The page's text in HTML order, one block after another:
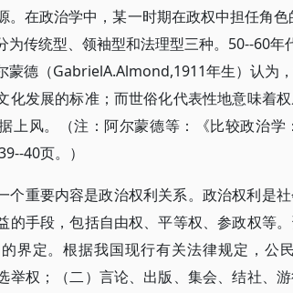
。在政治学中，某一时期在政权中担任角
为传统型、领袖型和法理型三种。50--60年
蒙德（GabrielA.Almond,1911年生）认为
化发展的标准；而世俗化代表性地意味着
上风。（注：阿尔蒙德等：《比较政治
40页。）
个重要内容是政治权利关系。政治权利是
的手段，包括自由权、平等权、参政权等
界定。根据我国现行有关法律规定，公
举权；（二）言论、出版、集会、结社、